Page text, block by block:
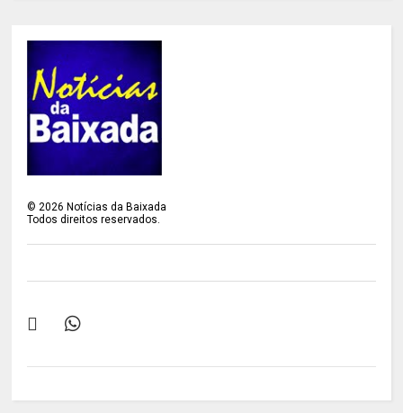
©2026 Notícias da Baixada
Todos direitos reservados.